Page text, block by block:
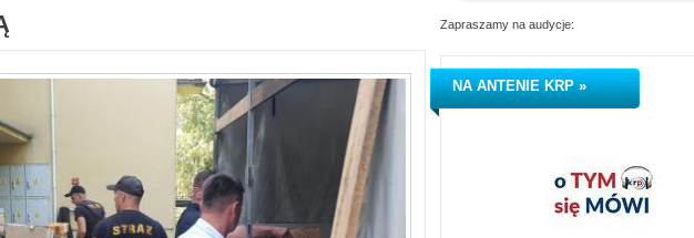
Zapraszamy na audycje:
NA ANTENIE KRP »